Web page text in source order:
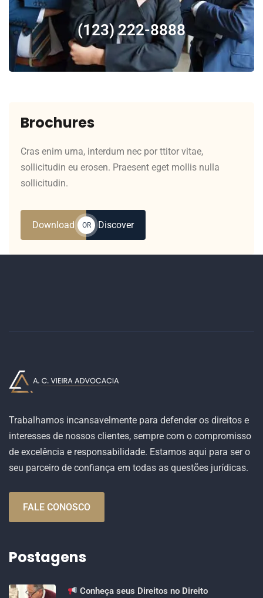
(123) 222-8888
Brochures
Cras enim urna, interdum nec por ttitor vitae,
sollicitudin eu erosen. Praesent eget mollis nulla
sollicitudin.
Download OR Discover
Trabalhamos incansavelmente para defender os direitos e
interesses de nossos clientes, sempre com o compromisso
de excelência e responsabilidade. Estamos aqui para ser o
seu parceiro de confiança em todas as questões jurídicas.
FALE CONOSCO
Postagens
Conheça seus Direitos no Direito